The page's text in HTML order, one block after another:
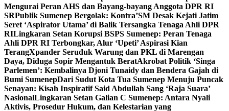
Mengurai Peran AHS dan Bayang-bayang Anggota DPR RI
SRPublik Sumenep Bergolak: Kontra’SM Desak Kejati Jatim
Seret ‘Aspirator Utama’ di Balik Tersangka Tenaga Ahli DPR
RILingkaran Setan Korupsi BSPS Sumenep: Peran Tenaga
Ahli DPR RI Terbongkar, Alur ‘Upeti’ Aspirasi Kian
TerangXpander Seruduk Warung dan PKL di Marengan
Daya, Diduga Sopir Mengantuk BeratAkrobat Politik ‘Singa
Parlemen’: Kembalinya Djoni Tunaidy dan Bendera Gajah di
Bumi SumenepDari Sudut Kota Tua Sumenep Menuju Puncak
Senayan: Kisah Inspiratif Said Abdullah Sang ‘Raja Suara’
NasionalLingkaran Setan Galian C Sumenep: Antara Nyali
Aktivis, Prosedur Hukum, dan Kelestarian yang